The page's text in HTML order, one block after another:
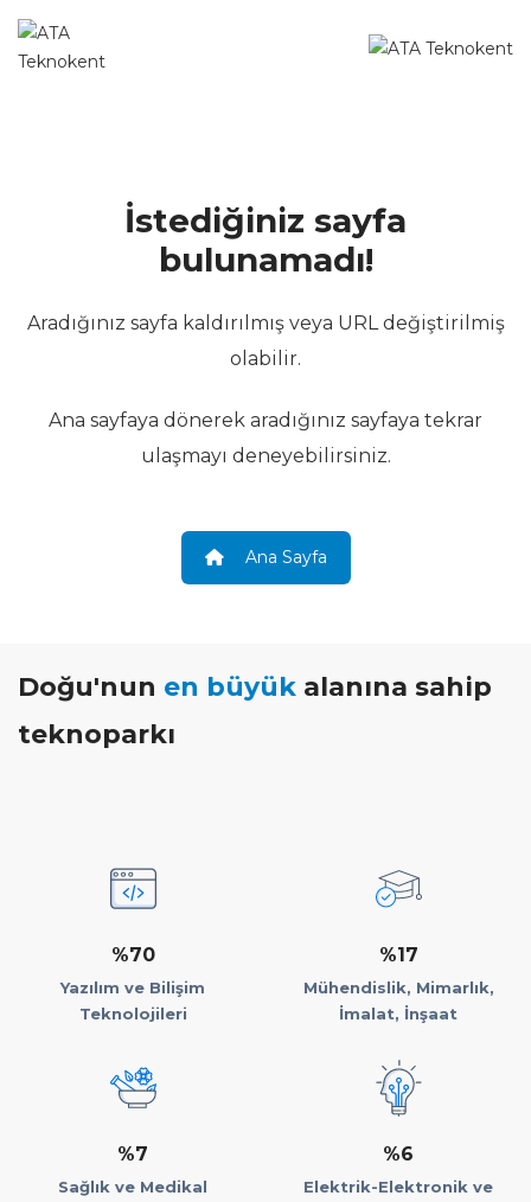
İstediğiniz sayfa
bulunamadı!
Aradığınız sayfa kaldırılmış veya URL değiştirilmiş
olabilir.
Ana sayfaya dönerek aradığınız sayfaya tekrar
ulaşmayı deneyebilirsiniz.
Ana Sayfa
Doğu'nun en büyük alanına sahip
teknoparkı
%70
Yazılım ve Bilişim
Teknolojileri
%17
Mühendislik, Mimarlık,
İmalat, İnşaat
%7
Sağlık ve Medikal
%6
Elektrik-Elektronik ve